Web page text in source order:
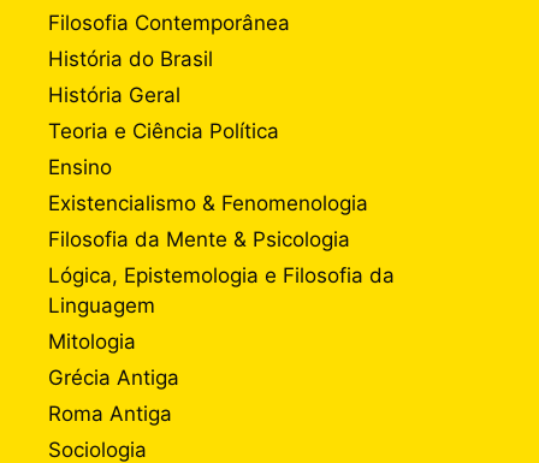
Filosofia Contemporânea
História do Brasil
História Geral
Teoria e Ciência Política
Ensino
Existencialismo & Fenomenologia
Filosofia da Mente & Psicologia
Lógica, Epistemologia e Filosofia da
Linguagem
Mitologia
Grécia Antiga
Roma Antiga
Sociologia